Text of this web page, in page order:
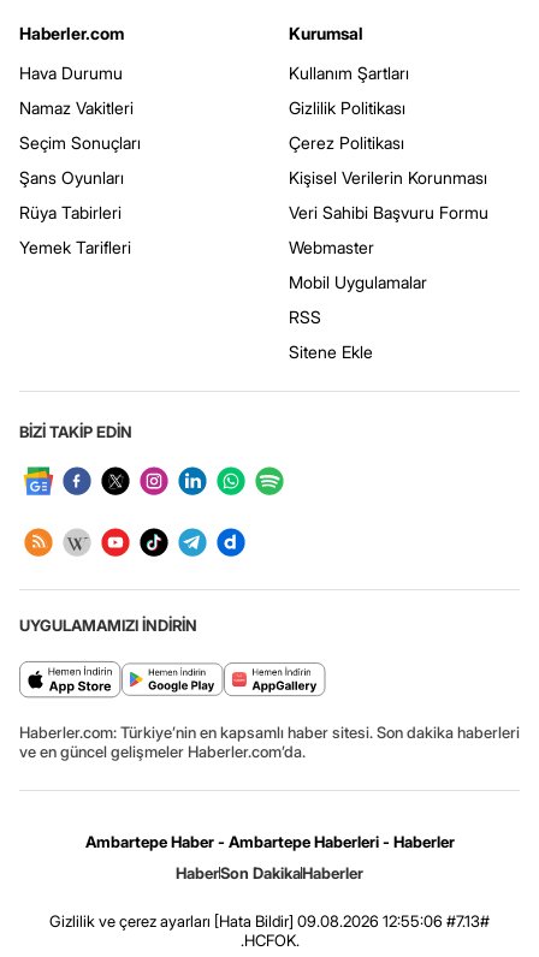
Haberler.com
Hava Durumu
Namaz Vakitleri
Seçim Sonuçları
Şans Oyunları
Rüya Tabirleri
Yemek Tarifleri
Kurumsal
Kullanım Şartları
Gizlilik Politikası
Çerez Politikası
Kişisel Verilerin Korunması
Veri Sahibi Başvuru Formu
Webmaster
Mobil Uygulamalar
RSS
Sitene Ekle
BİZİ TAKİP EDİN
UYGULAMAMIZI İNDİRİN
Haberler.com: Türkiye’nin en kapsamlı haber sitesi. Son dakika haberleri
ve en güncel gelişmeler Haberler.com’da.
Ambartepe Haber - Ambartepe Haberleri - Haberler
HaberSon DakikaHaberler
Gizlilik ve çerez ayarları [Hata Bildir] 09.08.2026 12:55:06 #7.13#
.HCFOK.